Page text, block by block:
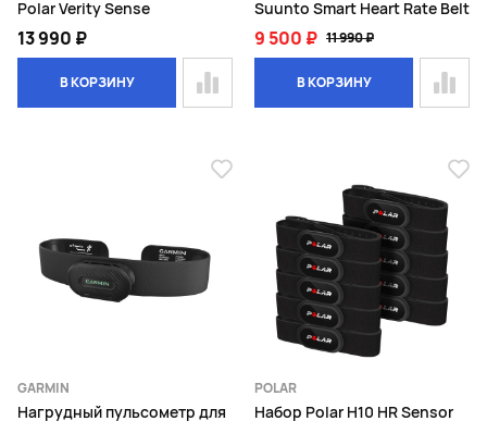
Polar Verity Sense
13 990 ₽
В КОРЗИНУ
Suunto Smart Heart Rate Belt
9 500 ₽ 11 990 ₽
В КОРЗИНУ
GARMIN
Нагрудный пульсометр для
POLAR
Набор Polar H10 HR Sensor